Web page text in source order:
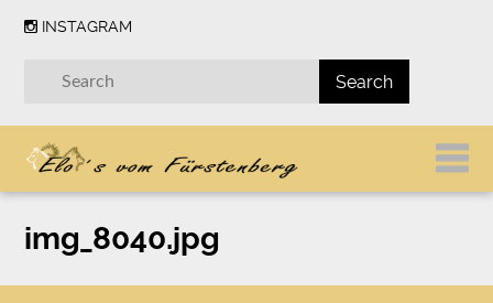
INSTAGRAM
img_8040.jpg